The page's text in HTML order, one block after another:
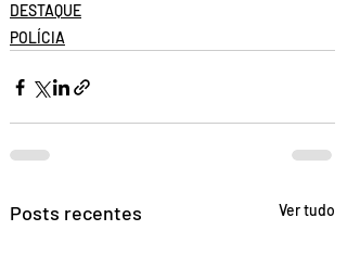
DESTAQUE
POLÍCIA
Posts recentes Ver tudo